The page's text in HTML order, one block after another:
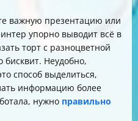
важную презентацию или
упорно выводит всё в
торт с разноцветной
бисквит. Неудобно,
способ выделиться,
информацию более
нужно правильно